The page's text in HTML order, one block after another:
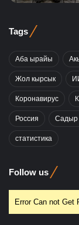
Tags
Аба ырайы
Жол кырсык
Коронавирус
Россия Садыр
статистика
Follow us
Error Can not Get